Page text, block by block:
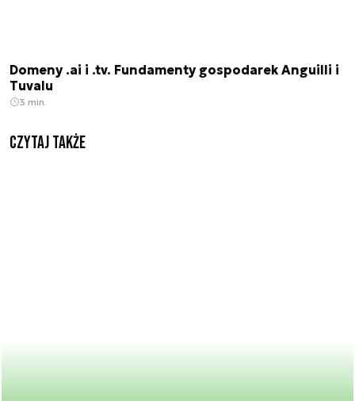
Domeny .ai i .tv. Fundamenty gospodarek Anguilli i
Tuvalu
3 min.
Czytaj także